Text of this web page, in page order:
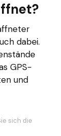
dabei.
GPS-
und
sich die